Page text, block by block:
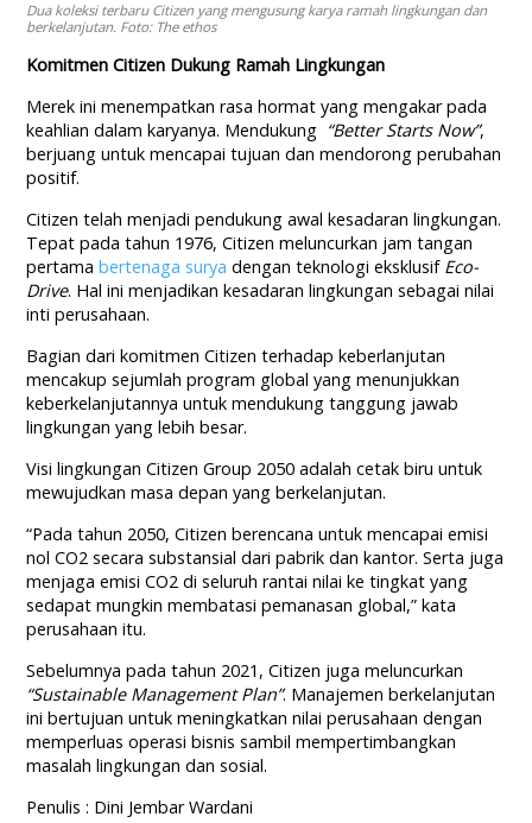
Dua koleksi terbaru Citizen yang mengusung karya ramah lingkungan dan
berkelanjutan. Foto: The ethos
Komitmen Citizen Dukung Ramah Lingkungan
Merek ini menempatkan rasa hormat yang mengakar pada
keahlian dalam karyanya. Mendukung “Better Starts Now”,
berjuang untuk mencapai tujuan dan mendorong perubahan
positif.
Citizen telah menjadi pendukung awal kesadaran lingkungan.
Tepat pada tahun 1976, Citizen meluncurkan jam tangan
pertamabertenaga surya dengan teknologi eksklusif Eco-
Drive. Hal ini menjadikan kesadaran lingkungan sebagai nilai
inti perusahaan.
Bagian dari komitmen Citizen terhadap keberlanjutan
mencakup sejumlah program global yang menunjukkan
keberkelanjutannya untuk mendukung tanggung jawab
lingkungan yang lebih besar.
Visi lingkungan Citizen Group 2050 adalah cetak biru untuk
mewujudkan masa depan yang berkelanjutan.
“Pada tahun 2050, Citizen berencana untuk mencapai emisi
nol CO2 secara substansial dari pabrik dan kantor. Serta juga
menjaga emisi CO2 di seluruh rantai nilai ke tingkat yang
sedapat mungkin membatasi pemanasan global,” kata
perusahaan itu.
Sebelumnya pada tahun 2021, Citizen juga meluncurkan
“Sustainable Management Plan”. Manajemen berkelanjutan
ini bertujuan untuk meningkatkan nilai perusahaan dengan
memperluas operasi bisnis sambil mempertimbangkan
masalah lingkungan dan sosial.
Penulis : Dini Jembar Wardani